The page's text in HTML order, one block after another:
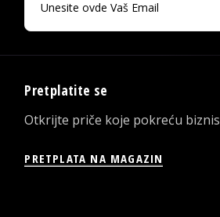
Pretplatite se
Otkrijte priče koje pokreću biznis
PRETPLATA NA MAGAZIN